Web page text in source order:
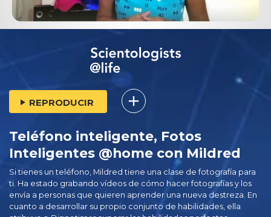
REPRODUCIR
Teléfono inteligente, Fotos
Inteligentes @home con Mildred
Si tienes un teléfono, Mildred tiene una clase de fotografía para
ti. Ha estado grabando vídeos de cómo hacer fotografías y los
envía a personas que quieren aprender una nueva destreza. En
cuanto a desarrollar su propio conjunto de habilidades, ella